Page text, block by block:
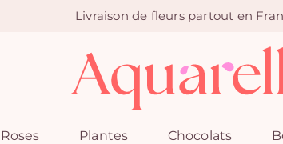
Livraison de fleurs partout en
Roses Plantes Chocolats